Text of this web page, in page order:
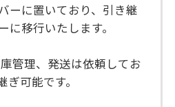
ーに置いており、引き継
に移行いたします。
管理、発送は依頼してお
可能です。